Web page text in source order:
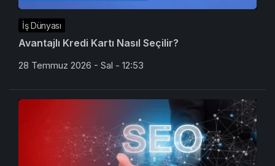
İş Dünyası
Avantajlı Kredi Kartı Nasıl Seçilir?
28 Temmuz 2026 - Sal - 12:53